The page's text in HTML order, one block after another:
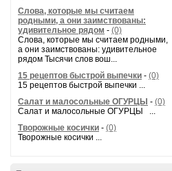
Слова, которые мы считаем
родными, а они заимствованы:
удивительное рядом - (0)
Слова, которые мы считаем родными,
а они заимствованы: удивительное
рядом Тысячи слов вош...
15 рецептов быстрой выпечки - (0)
15 рецептов быстрой выпечки ...
Салат и малосольные ОГУРЦЫ - (0)
Салат и малосольные ОГУРЦЫ ...
Творожные косички - (0)
Творожные косички ...